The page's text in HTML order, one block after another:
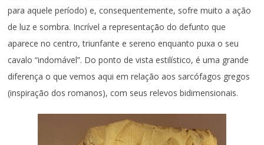
para aquele período) e, consequentemente, sofre muito a ação
de luz e sombra. Incrível a representação do defunto que
aparece no centro, triunfante e sereno enquanto puxa o seu
cavalo “indomável”. Do ponto de vista estilístico, é uma grande
diferença o que vemos aqui em relação aos sarcófagos gregos
(inspiração dos romanos), com seus relevos bidimensionais.